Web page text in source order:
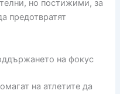
но постижими, за
предотвратят
на фокус
на атлетите да